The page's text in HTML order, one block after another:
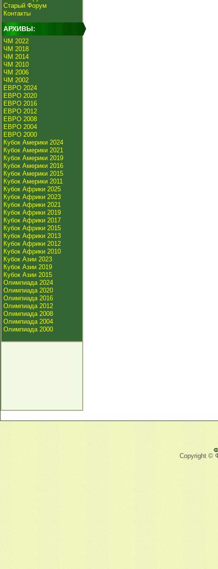
Старый Форум
Контакты
АРХИВЫ:
ЧМ 2022
ЧМ 2018
ЧМ 2014
ЧМ 2010
ЧМ 2006
ЧМ 2002
ЕВРО 2024
ЕВРО 2020
ЕВРО 2016
ЕВРО 2012
ЕВРО 2008
ЕВРО 2004
ЕВРО 2000
Кубок Америки 2024
Кубок Америки 2021
Кубок Америки 2019
Кубок Америки 2016
Кубок Америки 2015
Кубок Америки 2011
Кубок Африки 2025
Кубок Африки 2023
Кубок Африки 2021
Кубок Африки 2019
Кубок Африки 2017
Кубок Африки 2015
Кубок Африки 2013
Кубок Африки 2012
Кубок Африки 2010
Кубок Азии 2023
Кубок Азии 2019
Кубок Азии 2015
Олимпиада 2024
Олимпиада 2020
Олимпиада 2016
Олимпиада 2012
Олимпиада 2008
Олимпиада 2004
Олимпиада 2000
Copyright ©